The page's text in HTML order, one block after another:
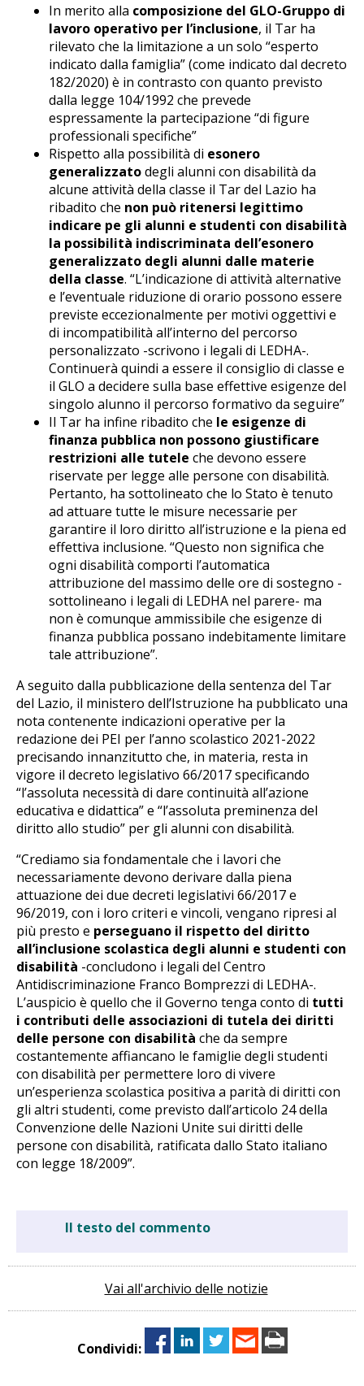
In merito alla composizione del GLO-Gruppo di
lavoro operativo per l’inclusione, il Tar ha
rilevato che la limitazione a un solo “esperto
indicato dalla famiglia” (come indicato dal decreto
182/2020) è in contrasto con quanto previsto
dalla legge 104/1992 che prevede
espressamente la partecipazione “di figure
professionali specifiche”
Rispetto alla possibilità di esonero
generalizzatodegli alunni con disabilità da
alcune attività della classe il Tar del Lazio ha
ribadito che non può ritenersi legittimo
indicare pe gli alunni e studenti con disabilità
la possibilità indiscriminata dell’esonero
generalizzato degli alunni dalle materie
della classe. “L’indicazione di attività alternative
e l’eventuale riduzione di orario possono essere
previste eccezionalmente per motivi oggettivi e
di incompatibilità all’interno del percorso
personalizzato -scrivono i legali di LEDHA-.
Continuerà quindi a essere il consiglio di classe e
il GLO a decidere sulla base effettive esigenze del
singolo alunno il percorso formativo da seguire”
Il Tar ha infine ribadito che le esigenze di
finanza pubblica non possono giustificare
restrizioni alle tutele che devono essere
riservate per legge alle persone con disabilità.
Pertanto, ha sottolineato che lo Stato è tenuto
ad attuare tutte le misure necessarie per
garantire il loro diritto all’istruzione e la piena ed
effettiva inclusione. “Questo non significa che
ogni disabilità comporti l’automatica
attribuzione del massimo delle ore di sostegno -
sottolineano i legali di LEDHA nel parere- ma
non è comunque ammissibile che esigenze di
finanza pubblica possano indebitamente limitare
tale attribuzione”.
A seguito dalla pubblicazione della sentenza del Tar
del Lazio, il ministero dell’Istruzione ha pubblicato una
nota contenente indicazioni operative per la
redazione dei PEI per l’anno scolastico 2021-2022
precisando innanzitutto che, in materia, resta in
vigore il decreto legislativo 66/2017 specificando
“l’assoluta necessità di dare continuità all’azione
educativa e didattica” e “l’assoluta preminenza del
diritto allo studio” per gli alunni con disabilità.
“Crediamo sia fondamentale che i lavori che
necessariamente devono derivare dalla piena
attuazione dei due decreti legislativi 66/2017 e
96/2019, con i loro criteri e vincoli, vengano ripresi al
più presto e perseguano il rispetto del diritto
all’inclusione scolastica degli alunni e studenti con
disabilità -concludono i legali del Centro
Antidiscriminazione Franco Bomprezzi di LEDHA-.
L’auspicio è quello che il Governo tenga conto di tutti
i contributi delle associazioni di tutela dei diritti
delle persone con disabilità che da sempre
costantemente affiancano le famiglie degli studenti
con disabilità per permettere loro di vivere
un’esperienza scolastica positiva a parità di diritti con
gli altri studenti, come previsto dall’articolo 24 della
Convenzione delle Nazioni Unite sui diritti delle
persone con disabilità, ratificata dallo Stato italiano
con legge 18/2009”.
Il testo del commento
Vai all'archivio delle notizie
Condividi: